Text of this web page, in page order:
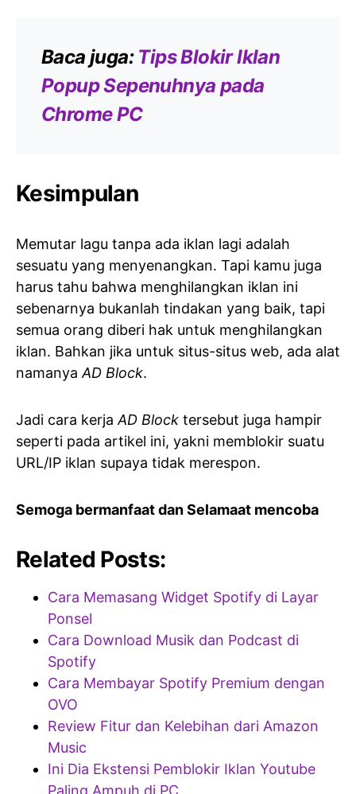
Baca juga: Tips Blokir Iklan
Popup Sepenuhnya pada
Chrome PC
Kesimpulan
Memutar lagu tanpa ada iklan lagi adalah
sesuatu yang menyenangkan. Tapi kamu juga
harus tahu bahwa menghilangkan iklan ini
sebenarnya bukanlah tindakan yang baik, tapi
semua orang diberi hak untuk menghilangkan
iklan. Bahkan jika untuk situs-situs web, ada alat
namanya AD Block.
Jadi cara kerja AD Block tersebut juga hampir
seperti pada artikel ini, yakni memblokir suatu
URL/IP iklan supaya tidak merespon.
Semoga bermanfaat dan Selamaat mencoba
Related Posts:
Cara Memasang Widget Spotify di Layar
Ponsel
Cara Download Musik dan Podcast di
Spotify
Cara Membayar Spotify Premium dengan
OVO
Review Fitur dan Kelebihan dari Amazon
Music
Ini Dia Ekstensi Pemblokir Iklan Youtube
Paling Ampuh di PC